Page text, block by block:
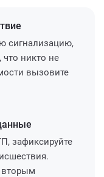
сигнализацию,
что никто не
вызовите
зафиксируйте